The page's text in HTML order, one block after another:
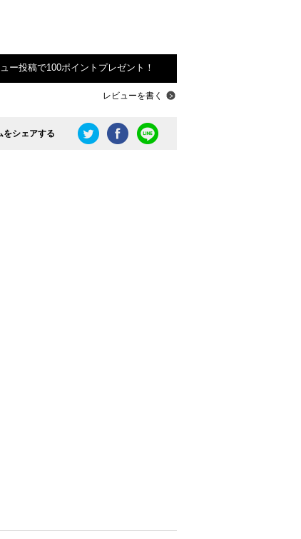
ー投稿で100ポイントプレゼント！
レビューを書く
をシェアする